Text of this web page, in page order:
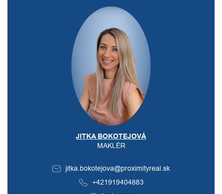
JITKA BOKOTEJOVÁ
MAKLÉR
jitka.bokotejova@proximityreal.sk
+421919404883